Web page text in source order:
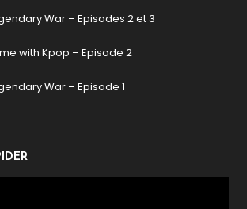
War – Episodes 2 et 3
with Kpop – Episode 2
War – Episode 1